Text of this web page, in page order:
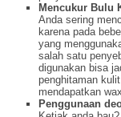
Mencukur Bulu
Anda sering
karena pada
yang
salah satu
digunakan bisa
penghitaman
mendapatkan
Penggunaan